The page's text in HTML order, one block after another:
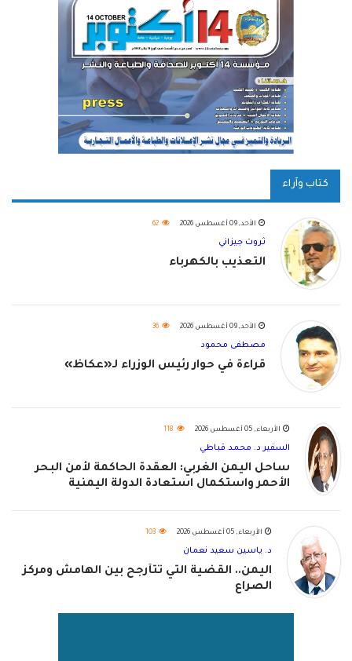
كتاب وآراء
الأحد, 09 أغسطس 2026 62
ثروت جيزاني
التعذيب بالكهرباء
الأحد, 09 أغسطس 2026 36
مصطفى محمود
قراءة في حوار رئيس الوزراء لـ«عكاظ»
الأربعاء, 05 أغسطس 2026 118
السفير د. محمد قباطي
ساحل اليمن الغربي: العقدة الحاكمة لأمن البحر
الأحمر واستكمال استعادة الدولة اليمنية
الأربعاء, 05 أغسطس 2026 103
د. ياسين سعيد نعمان
اليمن.. القضية التي تتأرجح بين الهامش ومركز
الصراع